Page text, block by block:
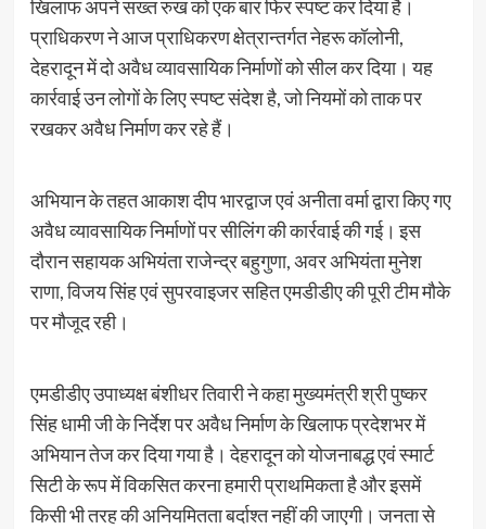
खिलाफ अपने सख्त रुख को एक बार फिर स्पष्ट कर दिया है।
प्राधिकरण ने आज प्राधिकरण क्षेत्रान्तर्गत नेहरू कॉलोनी,
देहरादून में दो अवैध व्यावसायिक निर्माणों को सील कर दिया। यह
कार्रवाई उन लोगों के लिए स्पष्ट संदेश है, जो नियमों को ताक पर
रखकर अवैध निर्माण कर रहे हैं।
अभियान के तहत आकाश दीप भारद्वाज एवं अनीता वर्मा द्वारा किए गए
अवैध व्यावसायिक निर्माणों पर सीलिंग की कार्रवाई की गई। इस
दौरान सहायक अभियंता राजेन्द्र बहुगुणा, अवर अभियंता मुनेश
राणा, विजय सिंह एवं सुपरवाइजर सहित एमडीडीए की पूरी टीम मौके
पर मौजूद रही।
एमडीडीए उपाध्यक्ष बंशीधर तिवारी ने कहा मुख्यमंत्री श्री पुष्कर
सिंह धामी जी के निर्देश पर अवैध निर्माण के खिलाफ प्रदेशभर में
अभियान तेज कर दिया गया है। देहरादून को योजनाबद्ध एवं स्मार्ट
सिटी के रूप में विकसित करना हमारी प्राथमिकता है और इसमें
किसी भी तरह की अनियमितता बर्दाश्त नहीं की जाएगी। जनता से